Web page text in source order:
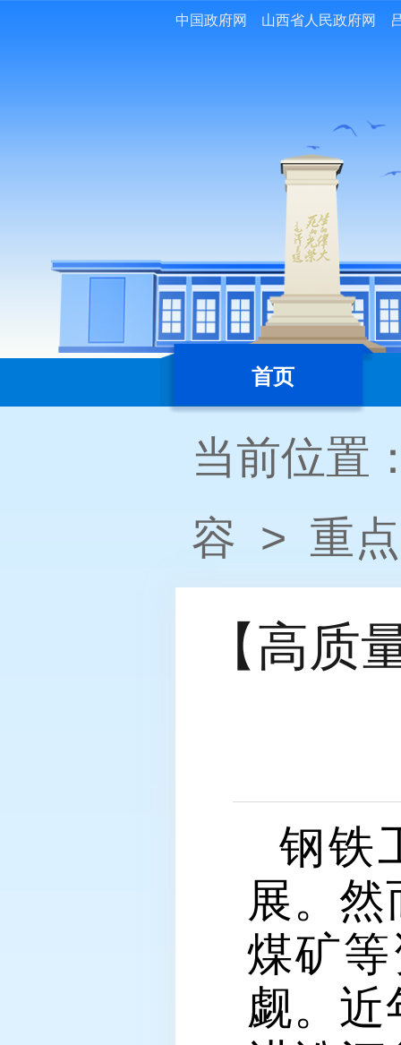
中国政府网 山西省人民政府网
首页
当前位置
容 > 重
【高
钢铁
展。
煤矿
觑。